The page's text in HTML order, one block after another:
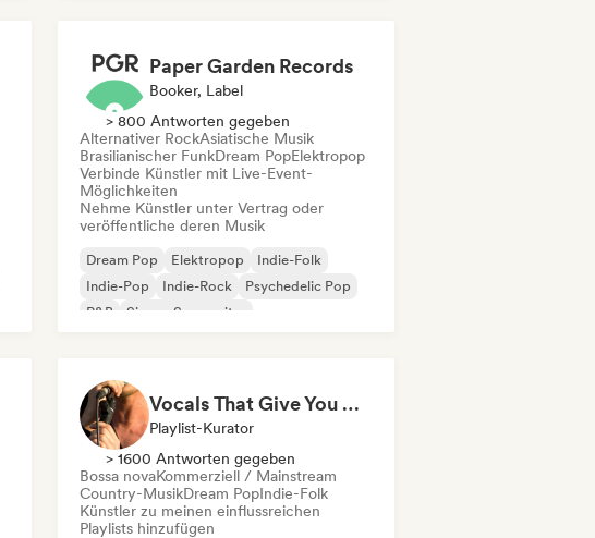
Paper Garden Records
Booker, Label
> 800 Antworten gegeben
Alternativer RockAsiatische Musik
Brasilianischer FunkDream PopElektropop
Verbinde Künstler mit Live-Event-
Möglichkeiten
Nehme Künstler unter Vertrag oder
veröffentliche deren Musik
Dream Pop Elektropop
Indie-Folk
Indie-Pop
Indie-Rock
Psychedelic Pop
R&B
Singer-Songwriter
Vocals That Give You Chills
Playlist-Kurator
> 1600 Antworten gegeben
Bossa novaKommerziell / Mainstream
Country-MusikDream PopIndie-Folk
Künstler zu meinen einflussreichen
Playlists hinzufügen